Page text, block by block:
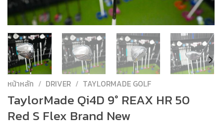
หน้าหลัก / DRIVER / TAYLORMADE GOLF
TaylorMade Qi4D 9° REAX HR 50
Red S Flex Brand New